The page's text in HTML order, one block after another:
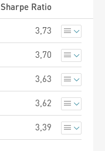
Sharpe Ratio
3,73
3,70
3,63
3,62
3,39